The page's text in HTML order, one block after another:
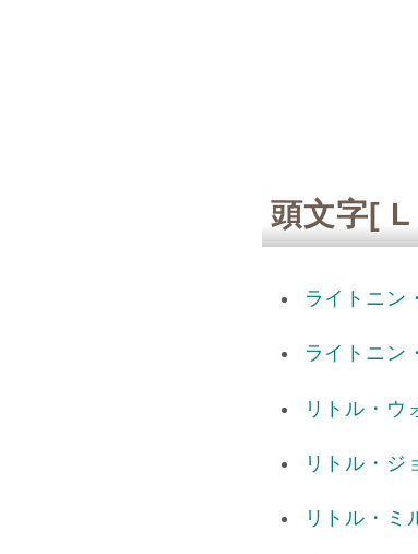
頭文字[
ライトニン
ライトニン
リトル・ウ
リトル・ジ
リトル・ミ